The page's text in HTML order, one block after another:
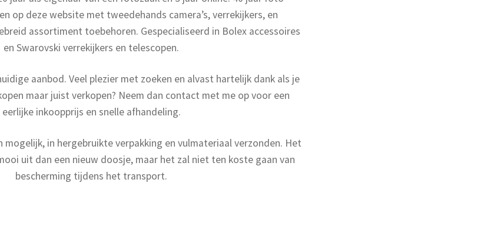
op deze website met tweedehands camera’s, verrekijkers, en
assortiment toebehoren. Gespecialiseerd in Bolex accessoires
en Swarovski verrekijkers en telescopen.
aanbod. Veel plezier met zoeken en alvast hartelijk dank als je
maar juist verkopen? Neem dan contact met me op voor een
eerlijke inkoopprijs en snelle afhandeling.
mogelijk, in hergebruikte verpakking en vulmateriaal verzonden. Het
uit dan een nieuw doosje, maar het zal niet ten koste gaan van
bescherming tijdens het transport.